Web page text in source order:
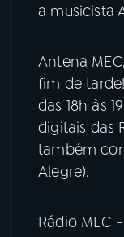
a musicista
Antena
fim de
das 18h às
digitais das
também
Alegre).
Rádio MEC